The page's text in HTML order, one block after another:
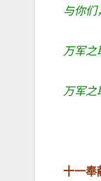
与你们
万军之
万军之
十一奉